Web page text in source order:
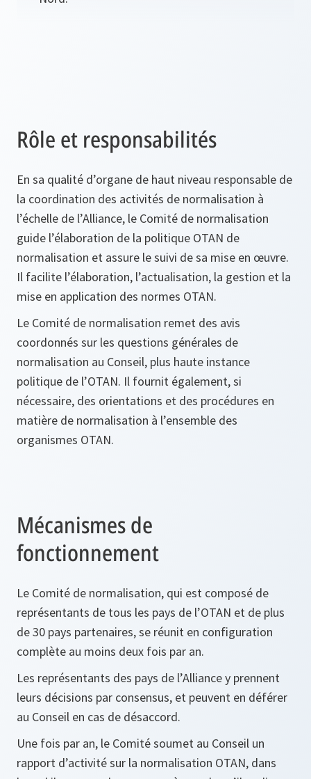
Rôle et responsabilités
En sa qualité d’organe de haut niveau responsable de
la coordination des activités de normalisation à
l’échelle de l’Alliance, le Comité de normalisation
guide l’élaboration de la politique OTAN de
normalisation et assure le suivi de sa mise en œuvre.
Il facilite l’élaboration, l’actualisation, la gestion et la
mise en application des normes OTAN.
Le Comité de normalisation remet des avis
coordonnés sur les questions générales de
normalisation au Conseil, plus haute instance
politique de l’OTAN. Il fournit également, si
nécessaire, des orientations et des procédures en
matière de normalisation à l’ensemble des
organismes OTAN.
Mécanismes de
fonctionnement
Le Comité de normalisation, qui est composé de
représentants de tous les pays de l’OTAN et de plus
de 30 pays partenaires, se réunit en configuration
complète au moins deux fois par an.
Les représentants des pays de l’Alliance y prennent
leurs décisions par consensus, et peuvent en déférer
au Conseil en cas de désaccord.
Une fois par an, le Comité soumet au Conseil un
rapport d’activité sur la normalisation OTAN, dans